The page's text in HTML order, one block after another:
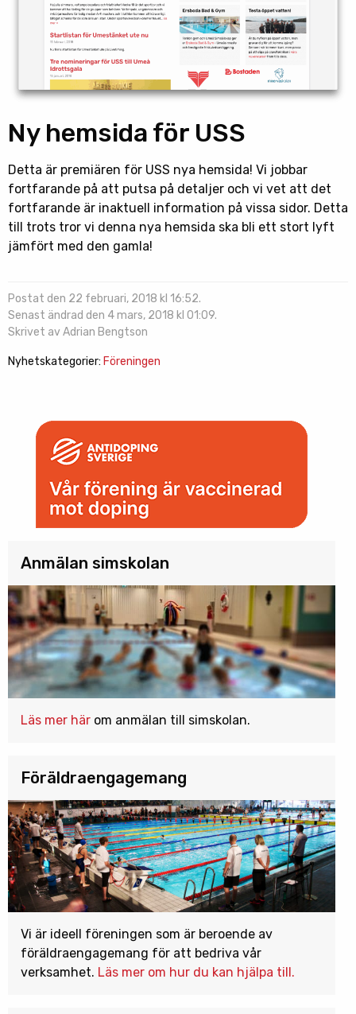
Ny hemsida för USS
Detta är premiären för USS nya hemsida! Vi jobbar
fortfarande på att putsa på detaljer och vi vet att det
fortfarande är inaktuell information på vissa sidor. Detta
till trots tror vi denna nya hemsida ska bli ett stort lyft
jämfört med den gamla!
Postat den 22 februari, 2018 kl 16:52.
Senast ändrad den 4 mars, 2018 kl 01:09.
Skrivet av Adrian Bengtson
Nyhetskategorier: Föreningen
Anmälan simskolan
Läs mer här om anmälan till simskolan.
Föräldraengagemang
Vi är ideell föreningen som är beroende av
föräldraengagemang för att bedriva vår
verksamhet. Läs mer om hur du kan hjälpa till.